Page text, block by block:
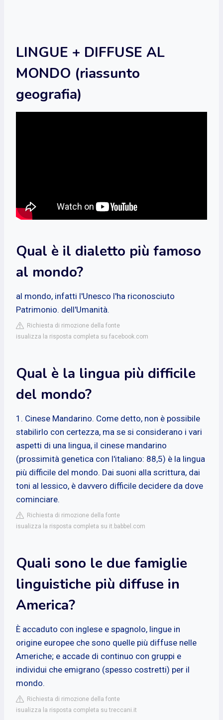
LINGUE + DIFFUSE AL
MONDO (riassunto
geografia)
Qual è il dialetto più famoso
al mondo?
al mondo, infatti l'Unesco l'ha riconosciuto
Patrimonio. dell'Umanità.
Richiesta di rimozione della fonte
isualizza la risposta completa su facebook.com
Qual è la lingua più difficile
del mondo?
1. Cinese Mandarino. Come detto, non è possibile
stabilirlo con certezza, ma se si considerano i vari
aspetti di una lingua, il cinese mandarino
(prossimità genetica con l'italiano: 88,5) è la lingua
più difficile del mondo. Dai suoni alla scrittura, dai
toni al lessico, è davvero difficile decidere da dove
cominciare.
Richiesta di rimozione della fonte
isualizza la risposta completa su it.babbel.com
Quali sono le due famiglie
linguistiche più diffuse in
America?
È accaduto con inglese e spagnolo, lingue in
origine europee che sono quelle più diffuse nelle
Americhe; e accade di continuo con gruppi e
individui che emigrano (spesso costretti) per il
mondo.
Richiesta di rimozione della fonte
isualizza la risposta completa su treccani.it